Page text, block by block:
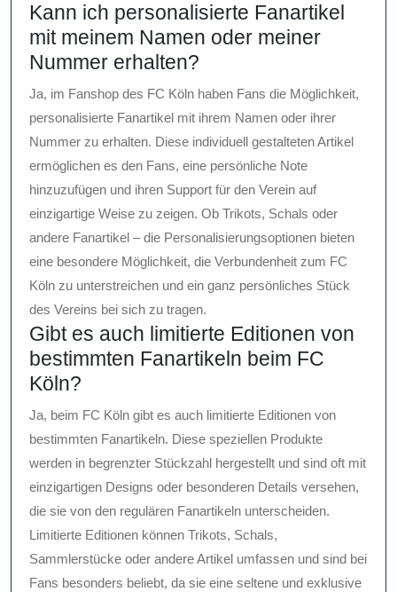
Kann ich personalisierte Fanartikel
mit meinem Namen oder meiner
Nummer erhalten?
Ja, im Fanshop des FC Köln haben Fans die Möglichkeit,
personalisierte Fanartikel mit ihrem Namen oder ihrer
Nummer zu erhalten. Diese individuell gestalteten Artikel
ermöglichen es den Fans, eine persönliche Note
hinzuzufügen und ihren Support für den Verein auf
einzigartige Weise zu zeigen. Ob Trikots, Schals oder
andere Fanartikel – die Personalisierungsoptionen bieten
eine besondere Möglichkeit, die Verbundenheit zum FC
Köln zu unterstreichen und ein ganz persönliches Stück
des Vereins bei sich zu tragen.
Gibt es auch limitierte Editionen von
bestimmten Fanartikeln beim FC
Köln?
Ja, beim FC Köln gibt es auch limitierte Editionen von
bestimmten Fanartikeln. Diese speziellen Produkte
werden in begrenzter Stückzahl hergestellt und sind oft mit
einzigartigen Designs oder besonderen Details versehen,
die sie von den regulären Fanartikeln unterscheiden.
Limitierte Editionen können Trikots, Schals,
Sammlerstücke oder andere Artikel umfassen und sind bei
Fans besonders beliebt, da sie eine seltene und exklusive